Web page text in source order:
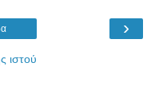
›
ιστού